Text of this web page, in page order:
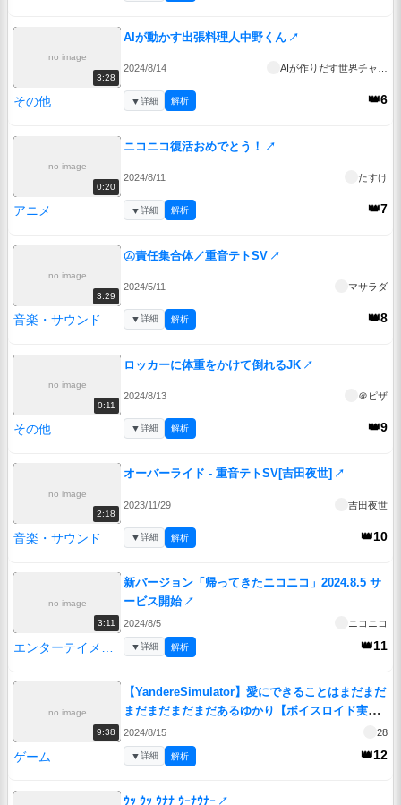
no image
3:28
AIが動かす出張料理人中野くん ↗
2024/8/14
その他 👑6
▼詳細 解析
no image
0:20
ニコニコ復活おめでとう！ ↗
2024/8/11 たすけ
アニメ 👑7
▼詳細 解析
no image
3:29
㋰責任集合体／重音テトSV ↗
2024/5/11 マサラダ
音楽・サウンド 👑8
▼詳細 解析
no image
0:11
ロッカーに体重をかけて倒れるJK ↗
2024/8/13 ＠ピザ
その他 👑9
▼詳細 解析
no image
2:18
オーバーライド - 重音テトSV[吉田夜世] ↗
2023/11/29 吉田夜世
音楽・サウンド 👑10
▼詳細 解析
no image
3:11
新バージョン「帰ってきたニコニコ」2024.8.5 サ
ービス開始 ↗
2024/8/5 ニコニコ
👑11
▼詳細 解析
no image
9:38
【YandereSimulator】愛にできることはまだまだ
まだまだまだまだあるゆかり【ボイスロイド実
況】↗
2024/8/15 28
ゲーム 👑12
▼詳細 解析
ｳｯ ｳｯ ｳﾅﾅ ｳｰﾅｳﾅｰ ↗